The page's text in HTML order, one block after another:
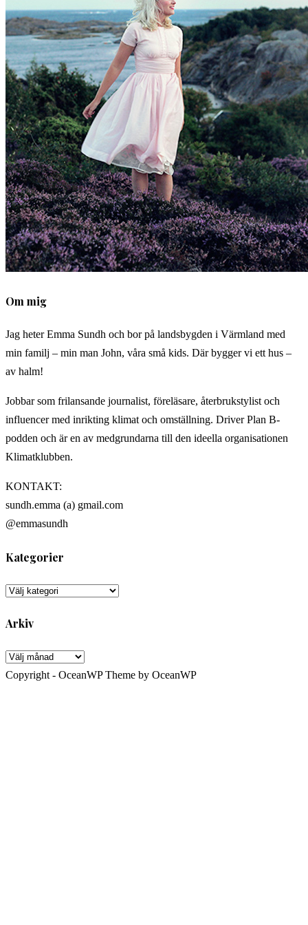
Om mig
Jag heter Emma Sundh och bor på landsbygden i Värmland med
min familj – min man John, våra små kids. Där bygger vi ett hus –
av halm!
Jobbar som frilansande journalist, föreläsare, återbrukstylist och
influencer med inrikting klimat och omställning. Driver Plan B-
podden och är en av medgrundarna till den ideella organisationen
Klimatklubben.
KONTAKT:
sundh.emma (a) gmail.com
@emmasundh
Kategorier
Kategorier
Arkiv
Arkiv
Copyright - OceanWP Theme by OceanWP